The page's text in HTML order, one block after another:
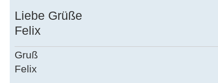
Liebe Grüße
Felix
Gruß
Felix